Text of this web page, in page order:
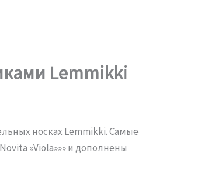
Lemmikki
носках Lemmikki. Самые
«Viola»»» и дополнены